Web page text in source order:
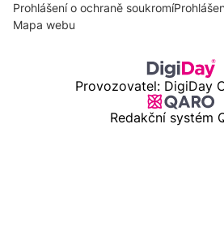
Prohlášení o ochraně soukromí
Mapa webu
Provozovatel: DigiDay
Redakční systém